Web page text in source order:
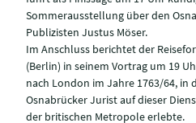
Sommerausstellung über den
Publizisten Justus Möser.
Im Anschluss berichtet der
(Berlin) in seinem Vortrag um 19
nach London im Jahre 1763/64, in
Osnabrücker Jurist auf dieser
der britischen Metropole erlebte.